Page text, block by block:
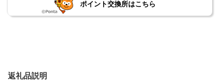
ポイント交換所はこちら
返礼品説明